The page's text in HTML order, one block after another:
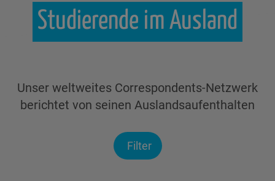
Studierende im Ausland
Unser weltweites Correspondents-Netzwerk
berichtet von seinen Auslandsaufenthalten
Filter